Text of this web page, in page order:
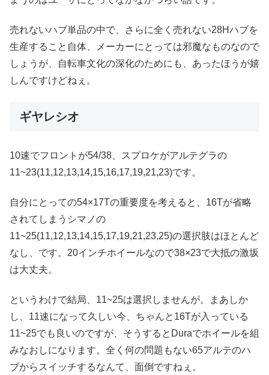
売れないハブ単品の中で、さらに全く売れない28Hハブを
生産すること自体、メーカーにとっては邪魔なものなので
しょうが、自転車文化の深化のためにも、あったほうが嬉
しんですけどねぇ。
ギヤレシオ
10速でフロントが54/38、スプロケがアルテグラの
11~23(11,12,13,14,15,16,17,19,21,23)です。
自分にとっての54×17Tの重要度を考えると、16Tが省略
されてしまうシマノの
11~25(11,12,13,14,15,17,19,21,23,25)の選択肢はほとんど
なし、です。20インチホイールなので38×23で大抵の激坂
は大丈夫。
というわけで結局、11~25は選択しませんが。まあしか
し、11速になって久しい今、ちゃんと16Tが入っている
11~25でも良いのですが、そうするとDuraでホイールを組
みなおしになります。全く何の問題もない65アルテのハ
ブからスイッチするなんて、面倒ですねぇ。